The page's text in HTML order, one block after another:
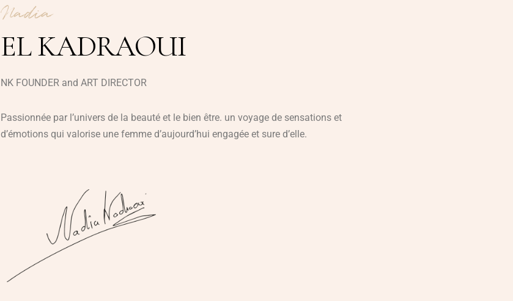
Nadia
EL KADRAOUI
NK FOUNDER and ART DIRECTOR
Passionnée par l’univers de la beauté et le bien être. un voyage de sensations et
d’émotions qui valorise une femme d’aujourd’hui engagée et sure d’elle.